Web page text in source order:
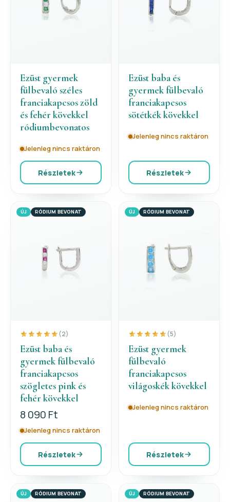
Ezüst gyermek
fülbevaló széles
franciakapcsos zöld
és fehér kövekkel
ródiumbevonatos
Jelenleg nincs raktáron
Részletek
Ezüst baba és
gyermek fülbevaló
franciakapcsos
sötétkék kövekkel
Jelenleg nincs raktáron
Részletek
ÚJ RÓDIUM BEVONAT
(2)
Ezüst baba és
gyermek fülbevaló
franciakapcsos
szögletes pink és
fehér kövekkel
8 090 Ft
Jelenleg nincs raktáron
Részletek
ÚJ RÓDIUM BEVONAT
(5)
Ezüst gyermek
fülbevaló
franciakapcsos
világoskék kövekkel
Jelenleg nincs raktáron
Részletek
ÚJ RÓDIUM BEVONAT ÚJ RÓDIUM BEVONAT